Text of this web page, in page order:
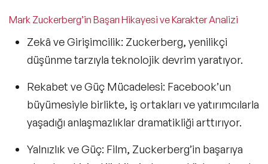
Mark Zuckerberg’in Başarı Hikayesi ve Karakter Analizi
Zekâ ve Girişimcilik: Zuckerberg, yenilikçi
düşünme tarzıyla teknolojik devrim yaratıyor.
Rekabet ve Güç Mücadelesi: Facebook’un
büyümesiyle birlikte, iş ortakları ve yatırımcılarla
yaşadığı anlaşmazlıklar dramatikliği arttırıyor.
Yalnızlık ve Güç: Film, Zuckerberg’in başarıya